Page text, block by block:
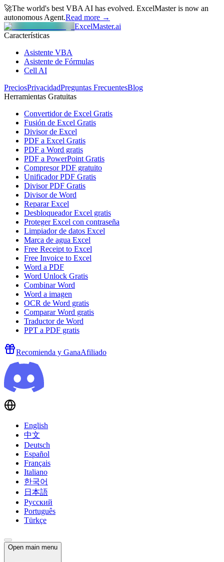
🚀The world's best VBA AI has evolved. ExcelMaster is now an
autonomous Agent.Read more →
ExcelMaster.ai
Características
Asistente VBA
Asistente de Fórmulas
Cell AI
PreciosPrivacidadPreguntas FrecuentesBlog
Herramientas Gratuitas
Convertidor de Excel Gratis
Fusión de Excel Gratis
Divisor de Excel
PDF a Excel Gratis
PDF a Word gratis
PDF a PowerPoint Gratis
Compresor PDF gratuito
Unificador PDF Gratis
Divisor PDF Gratis
Divisor de Word
Reparar Excel
Desbloqueador Excel gratis
Proteger Excel con contraseña
Limpiador de datos Excel
Marca de agua Excel
Free Receipt to Excel
Free Invoice to Excel
Word a PDF
Word Unlock Gratis
Combinar Word
Word a imagen
OCR de Word gratis
Comparar Word gratis
Traductor de Word
PPT a PDF gratis
Recomienda y GanaAfiliado
English
中文
Deutsch
Español
Français
Italiano
한국어
日本語
Русский
Português
Türkçe
Open main menu